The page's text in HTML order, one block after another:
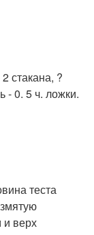
стакана, ?
- 0. 5 ч. ложки.
теста
и верх